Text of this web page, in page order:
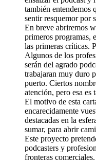
también entendemos
sentir resquemor por
En breve abriremos
primeros programas,
las primeras críticas.
Algunos de los
serán del agrado
trabajaran muy duro
puerto. Ciertos
atención, pero esa es
El motivo de esta
encarecidamente
destacadas en la
sumar, para abrir
Este proyecto
podcasters y
fronteras